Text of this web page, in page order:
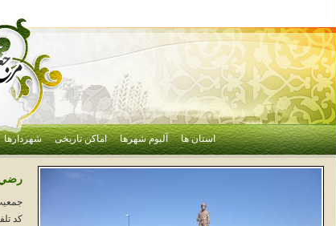
استان ها آلبوم شهرها اماکن تاریخی شهردارها
کد